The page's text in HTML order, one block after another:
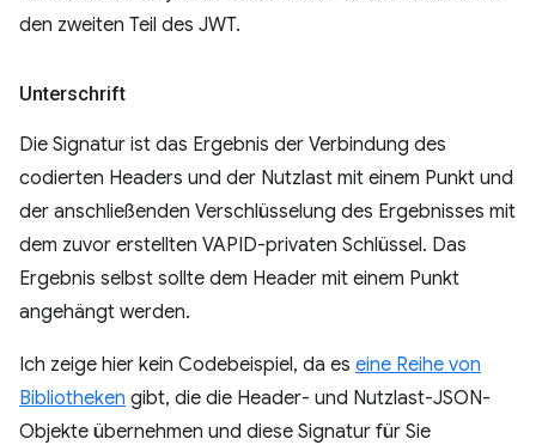
den zweiten Teil des JWT.
Unterschrift
Die Signatur ist das Ergebnis der Verbindung des
codierten Headers und der Nutzlast mit einem Punkt und
der anschließenden Verschlüsselung des Ergebnisses mit
dem zuvor erstellten VAPID-privaten Schlüssel. Das
Ergebnis selbst sollte dem Header mit einem Punkt
angehängt werden.
Ich zeige hier kein Codebeispiel, da es eine Reihe von
Bibliotheken gibt, die die Header- und Nutzlast-JSON-
Objekte übernehmen und diese Signatur für Sie